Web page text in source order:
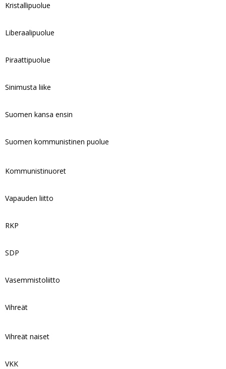
Kristallipuolue
Liberaalipuolue
Piraattipuolue
Sinimusta liike
Suomen kansa ensin
Suomen kommunistinen puolue
Kommunistinuoret
Vapauden liitto
RKP
SDP
Vasemmistoliitto
Vihreät
Vihreät naiset
VKK